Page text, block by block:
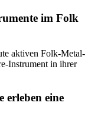
im Folk
aktiven Folk-Metal-
Instrument in ihrer
erleben eine